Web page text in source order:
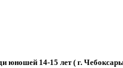
14-15 лет ( г. Чебоксары